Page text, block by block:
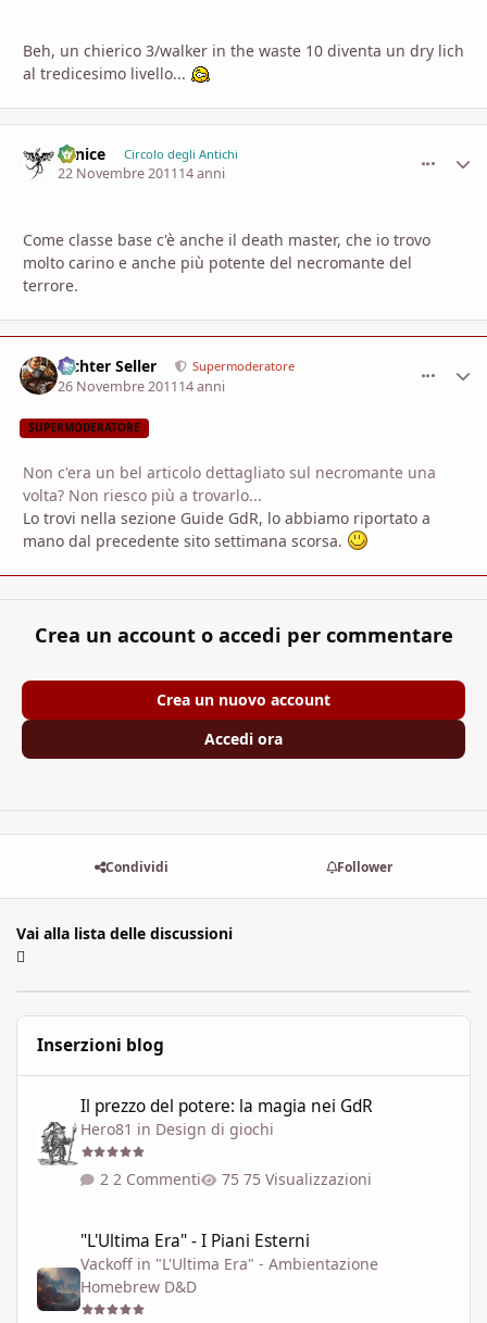
Beh, un chierico 3/walker in the waste 10 diventa un dry lich
al tredicesimo livello...
Fenice Circolo degli Antichi
22 Novembre 201114 anni
Come classe base c'è anche il death master, che io trovo
molto carino e anche più potente del necromante del
terrore.
Richter Seller Supermoderatore
26 Novembre 201114 anni
SUPERMODERATORE
Non c'era un bel articolo dettagliato sul necromante una
volta? Non riesco più a trovarlo...
Lo trovi nella sezione Guide GdR, lo abbiamo riportato a
mano dal precedente sito settimana scorsa.
Crea un account o accedi per commentare
Crea un nuovo account
Accedi ora
Condividi Follower
Vai alla lista delle discussioni
Inserzioni blog
Il prezzo del potere: la magia nei GdR
Hero81 in Design di giochi
2 Commenti 75 Visualizzazioni
"L'Ultima Era" - I Piani Esterni
Vackoff in "L'Ultima Era" - Ambientazione
Homebrew D&D